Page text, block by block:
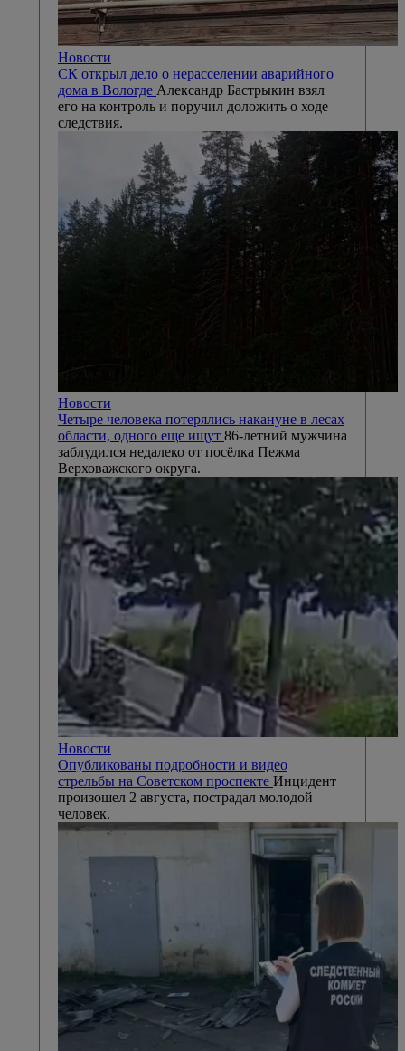
Новости
СК открыл дело о нерасселении аварийного
дома в Вологде Александр Бастрыкин взял
его на контроль и поручил доложить о ходе
следствия.
Новости
Четыре человека потерялись накануне в лесах
области, одного еще ищут 86-летний мужчина
заблудился недалеко от посёлка Пежма
Верховажского округа.
Новости
Опубликованы подробности и видео
стрельбы на Советском проспекте Инцидент
произошел 2 августа, пострадал молодой
человек.